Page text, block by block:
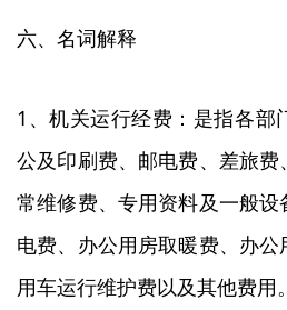
六、名词解释
1、机关运行经费：是指各部
公及印刷费、邮电费、差旅费
常维修费、专用资料及一般
电费、办公用房取暖费、办
用车运行维护费以及其他费用。